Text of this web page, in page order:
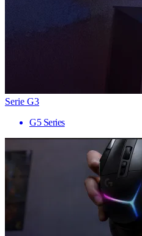
Serie G3
G5 Series